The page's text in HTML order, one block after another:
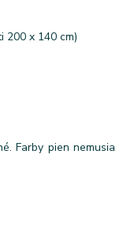
200 x 140 cm)
Farby pien nemusia